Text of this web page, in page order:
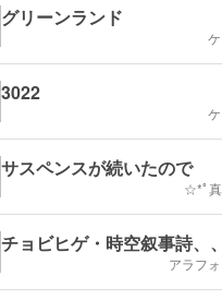
グリーンランド
3022
サスペンスが続いたので
☆*ﾟ
チョビヒゲ・時空叙事詩、
アラフ